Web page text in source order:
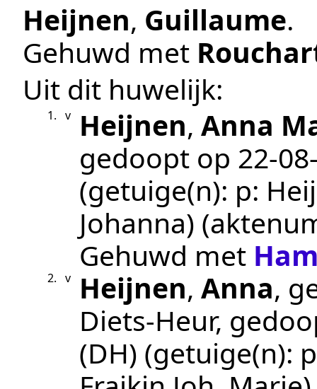
Heijnen, Guillaume.
Gehuwd met
Uit dit huwelijk:
1. v Heijnen, Anna
gedoopt op
(getuige(n): p:
Johanna)
Gehuwd met
2. v Heijnen, Anna,
Diets-Heur,
(DH) (getuige(n):